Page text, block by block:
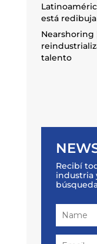
está
Nearshoring
talento
Recibí
industria